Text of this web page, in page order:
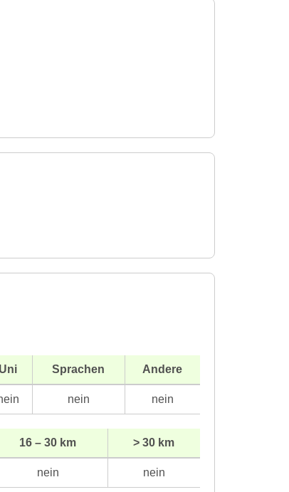
Uni Sprachen Andere
nein nein
16 – 30 km > 30 km
nein nein